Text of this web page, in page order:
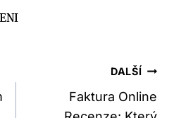
DALŠÍ
Faktura Online